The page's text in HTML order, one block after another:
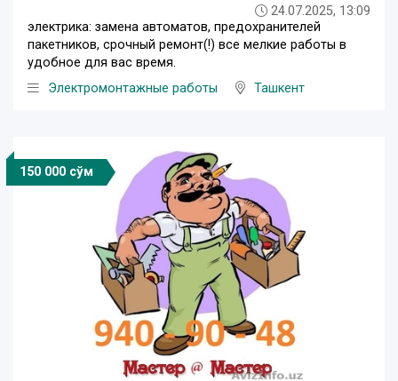
24.07.2025, 13:09
электрика: замена автоматов, предохранителей
пакетников, срочный ремонт(!) все мелкие работы в
удобное для вас время.
Электромонтажные работы
Ташкент
150 000 сўм